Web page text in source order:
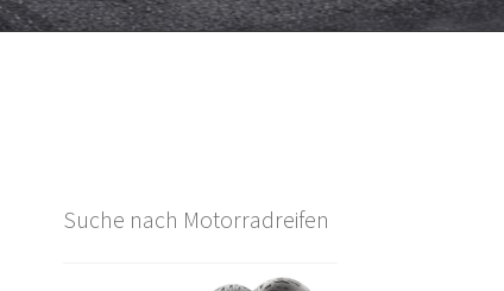
Suche nach Motorradreifen